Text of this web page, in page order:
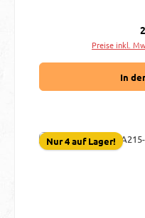
Preise inkl.
In
Nur 4 auf Lager!